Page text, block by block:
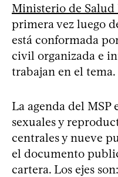
Ministerio de Salud
primera vez luego
está conformada
civil organizada e
trabajan en el tema.
La agenda del MSP
sexuales y
centrales y nueve
el documento
cartera. Los ejes